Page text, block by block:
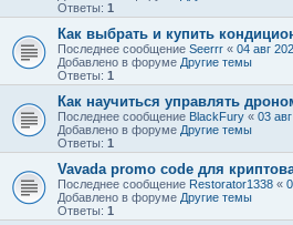
Ответы: 1
Как выбрать и купить
Последнее сообщение Seerrr « 04 авг
Добавлено в форуме Другие темы
Ответы: 1
Как научиться управлять
Последнее сообщение BlackFury « 03
Добавлено в форуме Другие темы
Ответы: 1
Vavada promo code для
Последнее сообщение Restorator1338 «
Добавлено в форуме Другие темы
Ответы: 1